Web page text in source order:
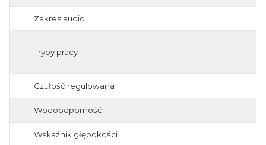
Zakres audio
Tryby pracy
Czułość regulowana
Wodoodporność
Wskaźnik głębokości